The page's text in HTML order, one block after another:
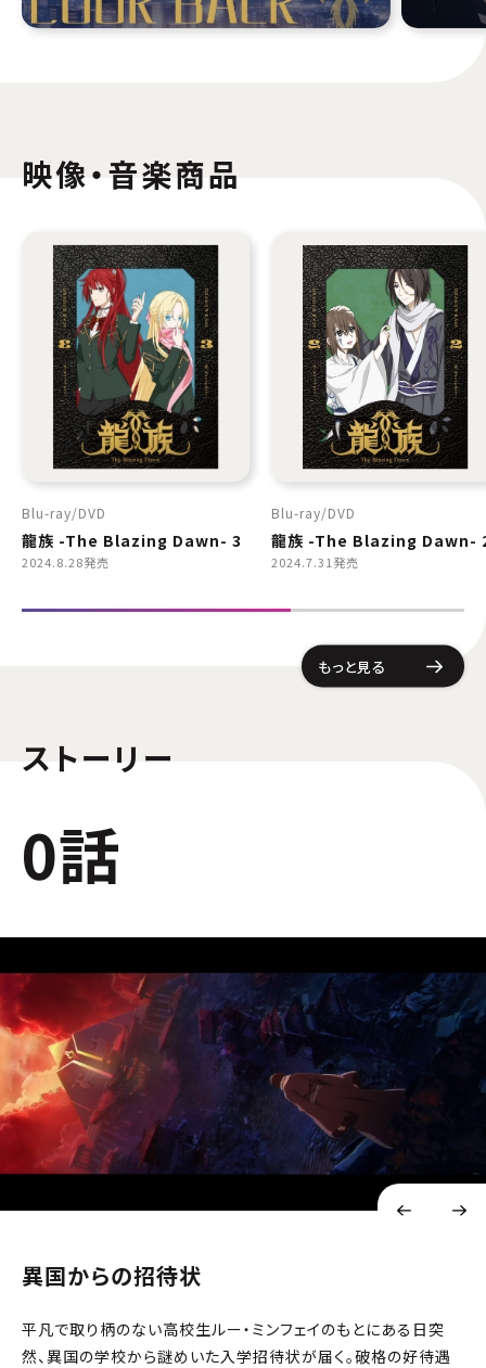
映像・音楽商品
Blu-ray DVD
龍族 -The Blazing Dawn- 3
2024.8.28発売
Blu-ray DVD
龍族 -The Blazing Dawn-
2024.7.31発売
もっと見る
ストーリー
0話
異国からの招待状
平凡で取り柄のない高校生ルー・ミンフェイのもとにある日突
然、異国の学校から謎めいた入学招待状が届く。破格の好待遇